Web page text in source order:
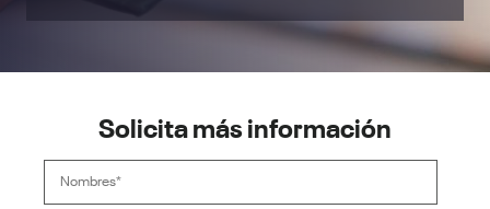
Solicita más información